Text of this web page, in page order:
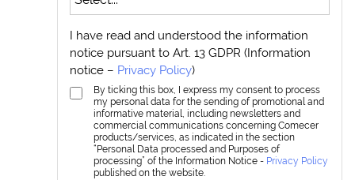
I have read and understood the information
notice pursuant to Art. 13 GDPR (Information
notice – Privacy Policy)
By ticking this box, I express my consent to process
my personal data for the sending of promotional and
informative material, including newsletters and
commercial communications concerning Comecer
products/services, as indicated in the section
“Personal Data processed and Purposes of
processing” of the Information Notice - Privacy Policy
published on the website.